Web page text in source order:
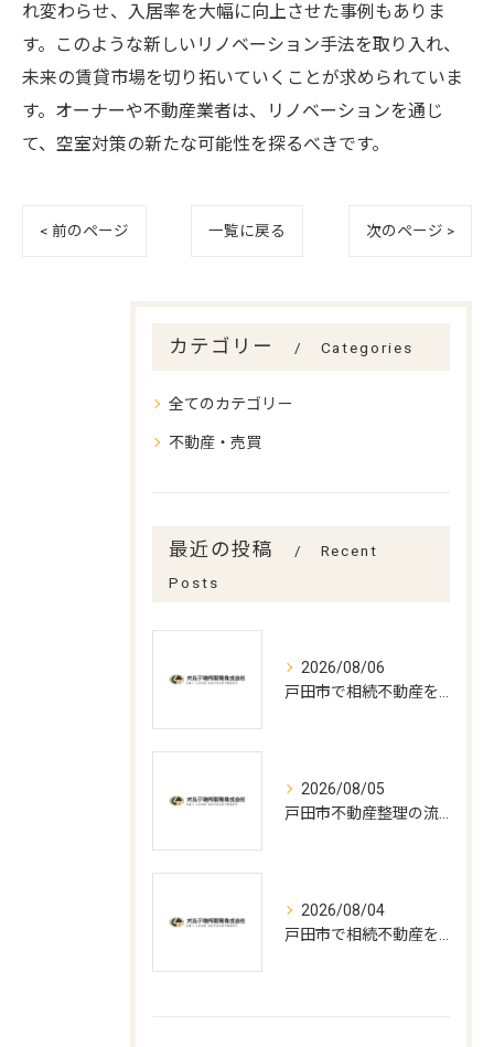
れ変わらせ、入居率を大幅に向上させた事例もありま
す。このような新しいリノベーション手法を取り入れ、
未来の賃貸市場を切り拓いていくことが求められていま
す。オーナーや不動産業者は、リノベーションを通じ
て、空室対策の新たな可能性を探るべきです。
< 前のページ 一覧に戻る 次のページ >
カテゴリー Categories
全てのカテゴリー
不動産・売買
最近の投稿
Recent
Posts
2026/08/06
2026/08/05
2026/08/04